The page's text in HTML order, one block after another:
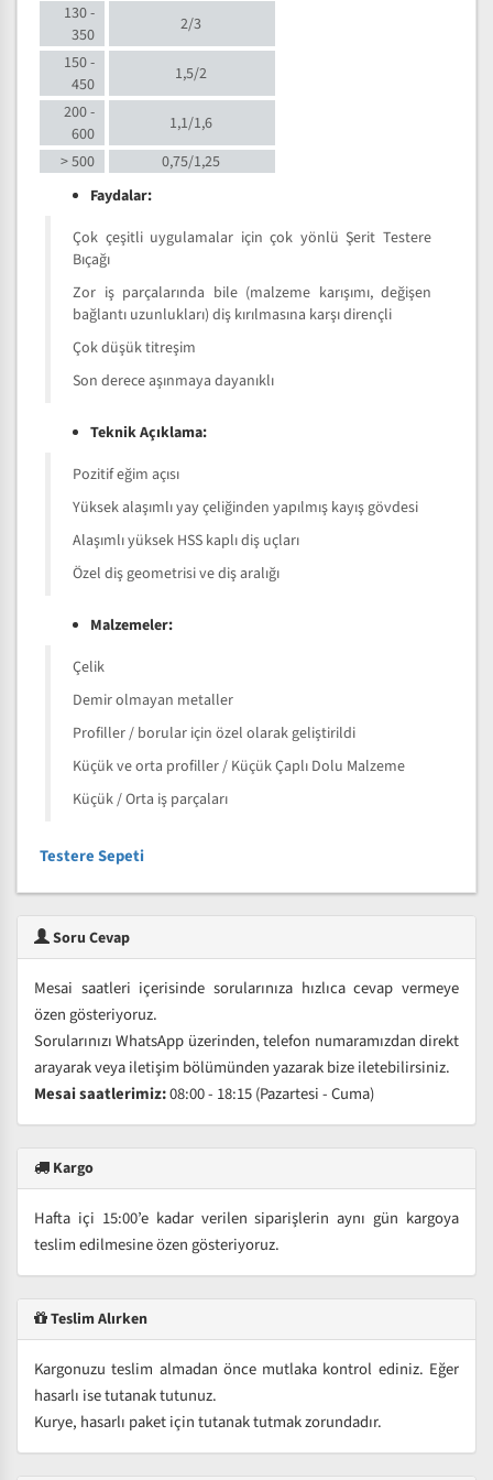
130 -
350
2/3
150 -
450
1,5/2
200 -
600
1,1/1,6
> 500
0,75/1,25
Faydalar:
Çok çeşitli uygulamalar için çok yönlü Şerit Testere
Bıçağı
Zor iş parçalarında bile (malzeme karışımı, değişen
bağlantı uzunlukları) diş kırılmasına karşı dirençli
Çok düşük titreşim
Son derece aşınmaya dayanıklı
Teknik Açıklama:
Pozitif eğim açısı
Yüksek alaşımlı yay çeliğinden yapılmış kayış gövdesi
Alaşımlı yüksek HSS kaplı diş uçları
Özel diş geometrisi ve diş aralığı
Malzemeler:
Çelik
Demir olmayan metaller
Profiller / borular için özel olarak geliştirildi
Küçük ve orta profiller / Küçük Çaplı Dolu Malzeme
Küçük / Orta iş parçaları
Testere Sepeti
Soru Cevap
Mesai saatleri içerisinde sorularınıza hızlıca cevap vermeye
özen gösteriyoruz.
Sorularınızı WhatsApp üzerinden, telefon numaramızdan direkt
arayarak veya iletişim bölümünden yazarak bize iletebilirsiniz.
Mesai saatlerimiz:08:00 - 18:15 (Pazartesi - Cuma)
Kargo
Hafta içi 15:00’e kadar verilen siparişlerin aynı gün kargoya
teslim edilmesine özen gösteriyoruz.
Teslim Alırken
Kargonuzu teslim almadan önce mutlaka kontrol ediniz. Eğer
hasarlı ise tutanak tutunuz.
Kurye, hasarlı paket için tutanak tutmak zorundadır.